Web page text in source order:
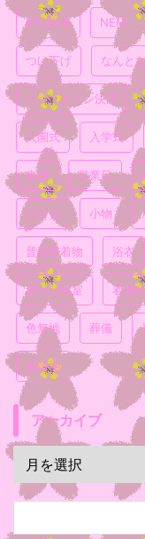
BTC決済 NEM
つけ下げ なんと
ビットコイン決済
入園式 入学式
喪服 営業日
小ネタ 小物
普段着着物 浴衣
着付け教室 着崩
色無地 葬儀
黒留袖
アーカイブ